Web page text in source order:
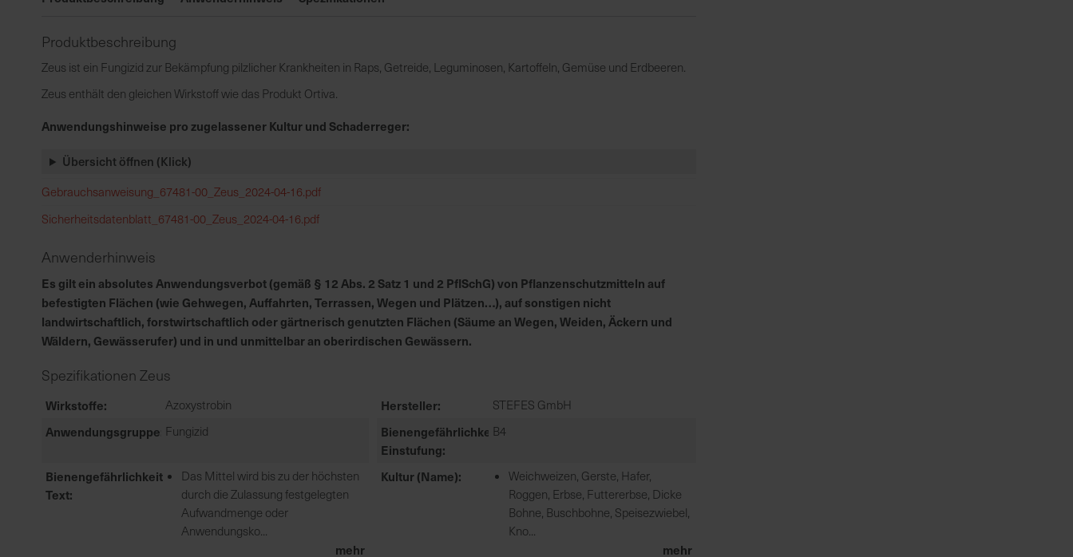
der
springen
Produktbeschreibung
Zeus ist ein Fungizid zur Bekämpfung pilzlicher Krankheiten in Raps, Getreide, Leguminosen, Kartoffeln, Gemüse und Erdbeeren.
Zeus enthält den gleichen Wirkstoff wie das Produkt Ortiva.
Anwendungshinweise pro zugelassener Kultur und Schaderreger:
Übersicht öffnen (Klick)
Gebrauchsanweisung_67481-00_Zeus_2024-04-16.pdf
Sicherheitsdatenblatt_67481-00_Zeus_2024-04-16.pdf
Anwenderhinweis
Es gilt ein absolutes Anwendungsverbot (gemäß § 12 Abs. 2 Satz 1 und 2 PflSchG) von Pflanzenschutzmitteln auf
befestigten Flächen (wie Gehwegen, Auffahrten, Terrassen, Wegen und Plätzen…), auf sonstigen nicht
landwirtschaftlich, forstwirtschaftlich oder gärtnerisch genutzten Flächen (Säume an Wegen, Weiden, Äckern und
Wäldern, Gewässerufer) und in und unmittelbar an oberirdischen Gewässern.
Spezifikationen Zeus
Wirkstoffe Azoxystrobin Hersteller STEFES GmbH
Anwendungsgruppe Fungizid
Bienengefährlichkeit
Einstufung
B4
Bienengefährlichkeit
Text
Das Mittel wird bis zu der höchsten
durch die Zulassung festgelegten
Aufwandmenge oder
Anwendungsko...
mehr
Kultur (Name)
Weichweizen, Gerste, Hafer,
Roggen, Erbse, Futtererbse, Dicke
Bohne, Buschbohne, Speisezwiebel,
Kno...
mehr